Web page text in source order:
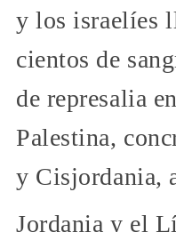
y los israelíes
cientos de
de represalia
Palestina,
y Cisjordania,
Jordania y el